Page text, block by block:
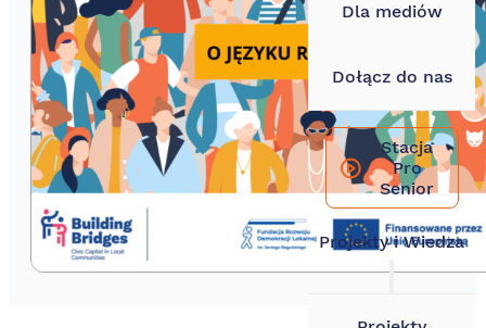
Dla mediów
Dołącz do nas
Stacja
Pro
Senior
Projekty i Wiedza
Wyszukiwarka
Szukaj
×